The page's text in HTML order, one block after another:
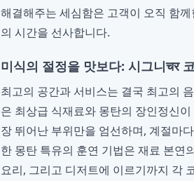
해결해주는 세심함은 고객이 오직 함
의 시간을 선사합니다.
미식의 절정을 맛보다: 시그니चर
최고의 공간과 서비스는 결국 최고의
은 최상급 식재료와 몽탄의 장인정신
장 뛰어난 부위만을 엄선하며, 계절마
한 몽탄 특유의 훈연 기법은 재료 본연
요리, 그리고 디저트에 이르기까지 각